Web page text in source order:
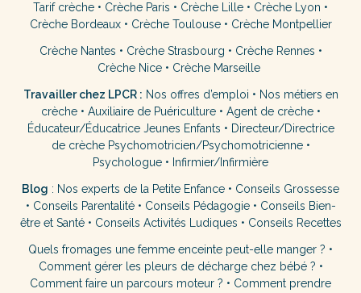
Tarif crèche • Crèche Paris • Crèche Lille • Crèche Lyon •
Crèche Bordeaux• Crèche Toulouse• Crèche Montpellier
Crèche Nantes • Crèche Strasbourg • Crèche Rennes •
Crèche Nice • Crèche Marseille
Travailler chez LPCR : Nos offres d’emploi • Nos métiers en
crèche• Auxiliaire de Puériculture• Agent de crèche•
Éducateur/Éducatrice Jeunes Enfants • Directeur/Directrice
de crèche Psychomotricien/Psychomotricienne•
Psychologue • Infirmier/Infirmière
Blog : Nos experts de la Petite Enfance • Conseils Grossesse
• Conseils Parentalité• Conseils Pédagogie• Conseils Bien-
être et Santé• Conseils Activités Ludiques • Conseils Recettes
Quels fromages une femme enceinte peut-elle manger ? •
Comment gérer les pleurs de décharge chez bébé ? •
Comment faire un parcours moteur ? • Comment prendre